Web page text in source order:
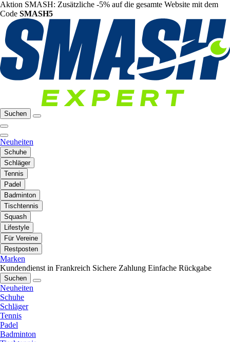
Aktion SMASH: Zusätzliche -5% auf die gesamte Website mit dem
Code SMASH5
Suchen
Neuheiten
Schuhe
Schläger
Tennis
Padel
Badminton
Tischtennis
Squash
Lifestyle
Für Vereine
Restposten
Marken
Kundendienst in Frankreich Sichere Zahlung Einfache Rückgabe
Suchen
Neuheiten
Schuhe
Schläger
Tennis
Padel
Badminton